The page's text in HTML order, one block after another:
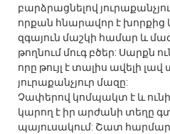
բարձրացնելով
որքան հնարավոր է խորքից
զգայուն մաշկի համար և
թողնում մուգ բծեր: Սարքն
որը թույլ է տալիս ավելի
յուրաքանչյուր մազը:
Չափերով կոմպակտ է և ունի
կարող է իր արժանի տեղը
պայուսակում: Շատ հարմար է